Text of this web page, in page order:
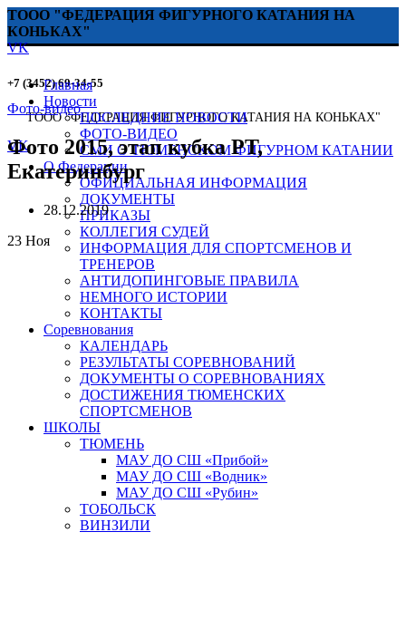
ТООО "ФЕДЕРАЦИЯ ФИГУРНОГО КАТАНИЯ НА
КОНЬКАХ"
VK
+7 (3452) 69-34-55
ТООО "ФЕДЕРАЦИЯ ФИГУРНОГО КАТАНИЯ НА КОНЬКАХ"
VK
Главная
Новости
ПОСЛЕДНИЕ НОВОСТИ
ФОТО-ВИДЕО
СМИ О ТЮМЕНСКОМ ФИГУРНОМ КАТАНИИ
О Федерации
ОФИЦИАЛЬНАЯ ИНФОРМАЦИЯ
ДОКУМЕНТЫ
ПРИКАЗЫ
КОЛЛЕГИЯ СУДЕЙ
ИНФОРМАЦИЯ ДЛЯ СПОРТСМЕНОВ И
ТРЕНЕРОВ
АНТИДОПИНГОВЫЕ ПРАВИЛА
НЕМНОГО ИСТОРИИ
КОНТАКТЫ
Соревнования
КАЛЕНДАРЬ
РЕЗУЛЬТАТЫ СОРЕВНОВАНИЙ
ДОКУМЕНТЫ О СОРЕВНОВАНИЯХ
ДОСТИЖЕНИЯ ТЮМЕНСКИХ
СПОРТСМЕНОВ
ШКОЛЫ
ТЮМЕНЬ
МАУ ДО СШ «Прибой»
МАУ ДО СШ «Водник»
МАУ ДО СШ «Рубин»
ТОБОЛЬСК
ВИНЗИЛИ
Фото-видео
Фото 2015, этап кубка РТ,
Екатеринбург
28.12.2019
23 Ноя